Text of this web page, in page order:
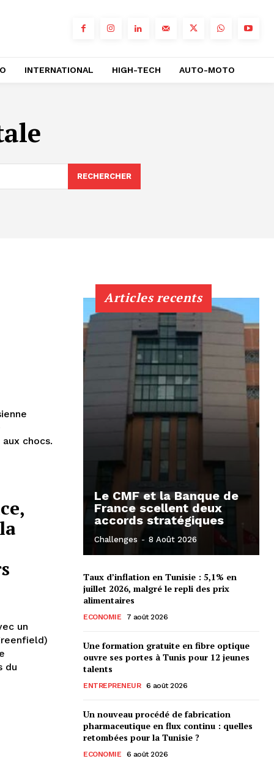
INTERNATIONAL HIGH-TECH AUTO-MOTO
RECHERCHER
chocs.
un
du
Articles recents
Le CMF et la Banque de
France scellent deux
accords stratégiques
Challenges - 8 Août 2026
Taux d’inflation en Tunisie : 5,1% en
juillet 2026, malgré le repli des prix
alimentaires
ECONOMIE 7 août 2026
Une formation gratuite en fibre optique
ouvre ses portes à Tunis pour 12 jeunes
talents
ENTREPRENEUR 6 août 2026
Un nouveau procédé de fabrication
pharmaceutique en flux continu : quelles
retombées pour la Tunisie ?
ECONOMIE 6 août 2026